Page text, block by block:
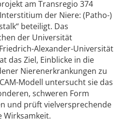
am Transregio 374
der Niere: (Patho-)
beteiligt. Das
der Universität
Alexander-Universität
das Ziel, Einblicke in die
Nierenerkrankungen zu
Modell untersucht sie das
schweren Form
und prüft vielversprechende
Wirksamkeit.